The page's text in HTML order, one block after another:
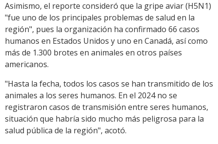
Asimismo, el reporte consideró que la gripe aviar (H5N1)
"fue uno de los principales problemas de salud en la
región", pues la organización ha confirmado 66 casos
humanos en Estados Unidos y uno en Canadá, así como
más de 1.300 brotes en animales en otros países
americanos.
"Hasta la fecha, todos los casos se han transmitido de los
animales a los seres humanos. En el 2024 no se
registraron casos de transmisión entre seres humanos,
situación que habría sido mucho más peligrosa para la
salud pública de la región", acotó.